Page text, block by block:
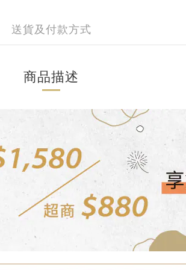
送貨及付款方式
商品描述